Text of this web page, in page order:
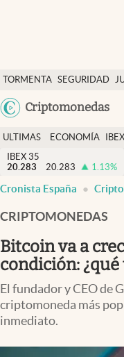
TORMENTA SEGURIDAD
Criptomonedas
Economía y finanzas
Política
Actualidad
Criptomonedas
España
ULTIMAS
NOTICIAS
ECONOMÍA
FINANZAS
IBEX
EURO
IBEX 35
20.283
20.283 1.13%
Cronista España
CRIPTOMONEDAS
Bitcoin va a
condición:
El fundador y CEO de
criptomoneda más
inmediato.